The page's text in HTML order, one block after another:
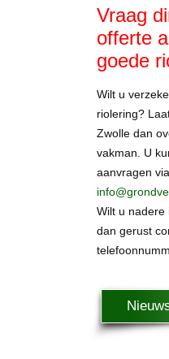
Vraag
offerte
goede
Wilt u
riolering?
Zwolle dan
vakman. U
aanvragen
Wilt u nadere
dan gerust